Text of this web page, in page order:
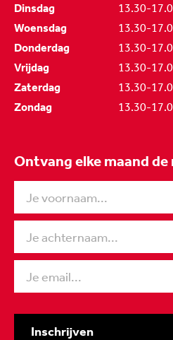
Dinsdag
13.30-
Woensdag
13.30-
Donderdag
13.30-
Vrijdag
13.30-
Zaterdag
13.30-
Zondag
13.30-
Ontvang elke maand
Inschrijven